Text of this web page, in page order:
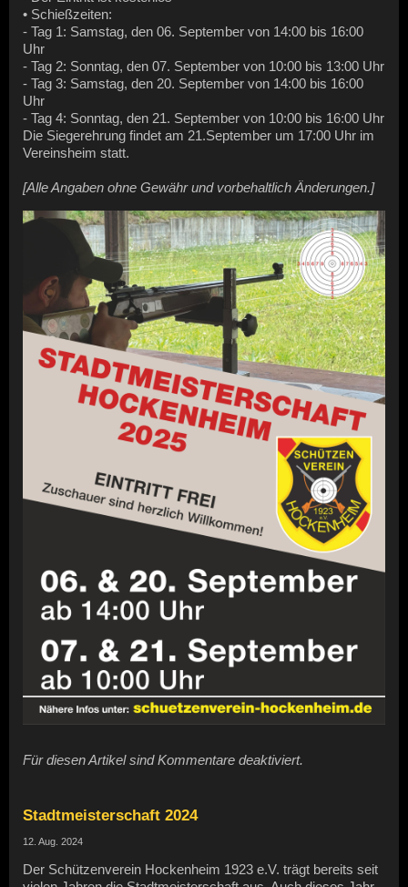
• Schießzeiten:
- Tag 1: Samstag, den 06. September von 14:00 bis 16:00
Uhr
- Tag 2: Sonntag, den 07. September von 10:00 bis 13:00 Uhr
- Tag 3: Samstag, den 20. September von 14:00 bis 16:00
Uhr
- Tag 4: Sonntag, den 21. September von 10:00 bis 16:00 Uhr
Die Siegerehrung findet am 21.September um 17:00 Uhr im
Vereinsheim statt.
[Alle Angaben ohne Gewähr und vorbehaltlich Änderungen.]
Für diesen Artikel sind Kommentare deaktiviert.
Stadtmeisterschaft 2024
12. Aug. 2024
Der Schützenverein Hockenheim 1923 e.V. trägt bereits seit